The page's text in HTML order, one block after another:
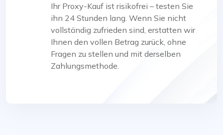
Ihr Proxy-Kauf ist risikofrei – testen Sie
ihn 24 Stunden lang. Wenn Sie nicht
vollständig zufrieden sind, erstatten wir
Ihnen den vollen Betrag zurück, ohne
Fragen zu stellen und mit derselben
Zahlungsmethode.